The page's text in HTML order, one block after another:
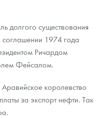
долгого существования
1974 года
Ричардом
Фейсалом.
королевство
за экспорт нефти. Так